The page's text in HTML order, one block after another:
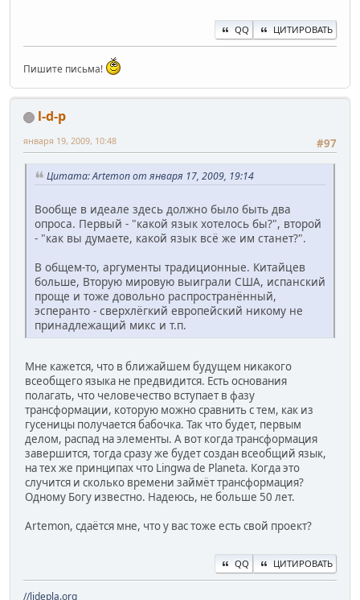
QQ ЦИТИРОВАТЬ
Пишите письма!
l-d-p
#97
января 19, 2009, 10:48
Цитата: Artemon от января 17, 2009, 19:14
Вообще в идеале здесь должно было быть два
опроса. Первый - "какой язык хотелось бы?", второй
- "как вы думаете, какой язык всё же им станет?".
В общем-то, аргументы традиционные. Китайцев
больше, Вторую мировую выиграли США, испанский
проще и тоже довольно распространённый,
эсперанто - сверхлёгкий европейский никому не
принадлежащий микс и т.п.
Мне кажется, что в ближайшем будущем никакого
всеобщего языка не предвидится. Есть основания
полагать, что человечество вступает в фазу
трансформации, которую можно сравнить с тем, как из
гусеницы получается бабочка. Так что будет, первым
делом, распад на элементы. А вот когда трансформация
завершится, тогда сразу же будет создан всеобщий язык,
на тех же принципах что Lingwa de Planeta. Когда это
случится и сколько времени займёт трансформация?
Одному Богу известно. Надеюсь, не больше 50 лет.
Artemon, сдаётся мне, что у вас тоже есть свой проект?
QQ ЦИТИРОВАТЬ
//lidepla.org